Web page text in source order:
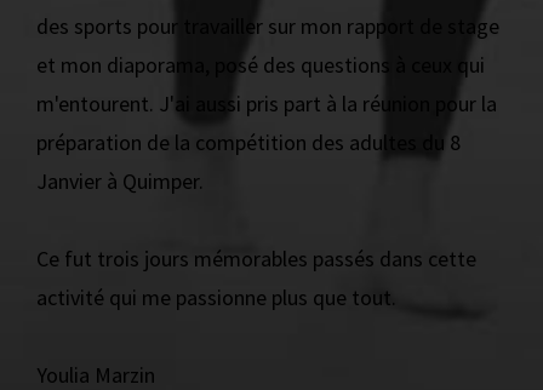
des sports pour travailler sur mon rapport de stage
et mon diaporama, posé des questions à ceux qui
m'entourent. J'ai aussi pris part à la réunion pour la
préparation de la compétition des adultes du 8
Janvier à Quimper.
Ce fut trois jours mémorables passés dans cette
activité qui me passionne plus que tout.
Youlia Marzin